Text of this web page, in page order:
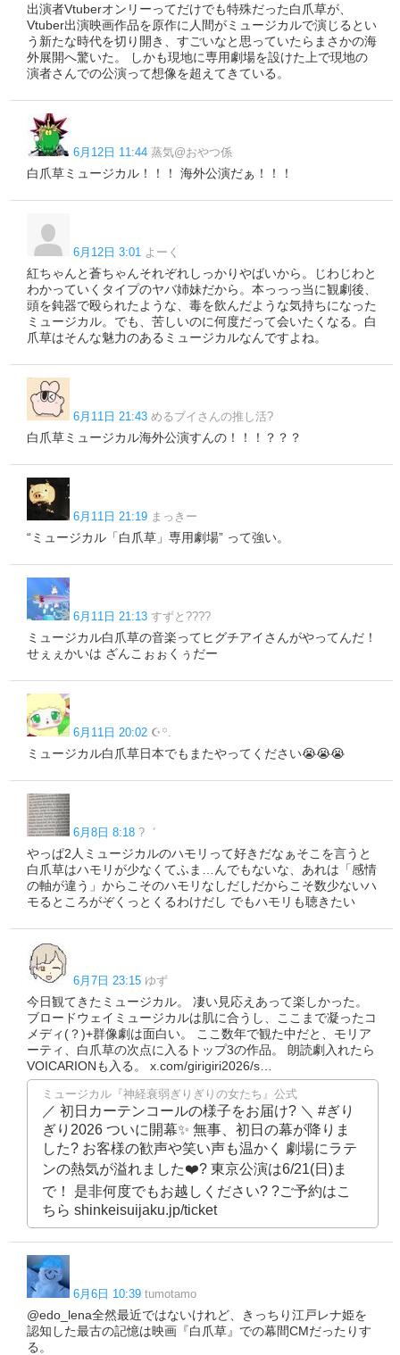
出演者Vtuberオンリーってだけでも特殊だった白爪草が、
Vtuber出演映画作品を原作に人間がミュージカルで演じるとい
う新たな時代を切り開き、すごいなと思っていたらまさかの海
外展開へ驚いた。 しかも現地に専用劇場を設けた上で現地の
演者さんでの公演って想像を超えてきている。
6月12日 11:44 蒸気@おやつ係
白爪草ミュージカル！！！ 海外公演だぁ！！！
6月12日 3:01 よーく
紅ちゃんと蒼ちゃんそれぞれしっかりやばいから。じわじわと
わかっていくタイプのヤバ姉妹だから。本っっっ当に観劇後、
頭を鈍器で殴られたような、毒を飲んだような気持ちになった
ミュージカル。でも、苦しいのに何度だって会いたくなる。白
爪草はそんな魅力のあるミュージカルなんですよね。
6月11日 21:43 めるブイさんの推し活?
白爪草ミュージカル海外公演すんの！！！？？？
6月11日 21:19 まっきー
“ミュージカル「白爪草」専用劇場” って強い。
6月11日 21:13 すずと????
ミュージカル白爪草の音楽ってヒグチアイさんがやってんだ！
せぇぇかいは ざんこぉぉくぅだー
6月11日 20:02 ☪︎꙳.
ミュージカル白爪草日本でもまたやってください😭😭😭
6月8日 8:18 ?゛
やっぱ2人ミュージカルのハモリって好きだなぁそこを言うと
白爪草はハモリが少なくてふま…んでもないな、あれは「感情
の軸が違う」からこそのハモリなしだしだからこそ数少ないハ
モるところがぞくっとくるわけだし でもハモリも聴きたい
6月7日 23:15 ゆず
今日観てきたミュージカル。 凄い見応えあって楽しかった。
ブロードウェイミュージカルは肌に合うし、ここまで凝ったコ
メディ(？)+群像劇は面白い。 ここ数年で観た中だと、モリア
ーティ、白爪草の次点に入るトップ3の作品。 朗読劇入れたら
VOICARIONも入る。 x.com/girigiri2026/s…
ミュージカル『神経衰弱ぎりぎりの女たち』公式
／ 初日カーテンコールの様子をお届け? ＼ #ぎり
ぎり2026 ついに開幕✨ 無事、初日の幕が降りま
した? お客様の歓声や笑い声も温かく 劇場にラテ
ンの熱気が溢れました❤️‍? 東京公演は6/21(日)ま
で！ 是非何度でもお越しください? ?ご予約はこ
ちら shinkeisuijaku.jp/ticket
6月6日 10:39 tumotamo
@edo_lena全然最近ではないけれど、きっちり江戸レナ姫を
認知した最古の記憶は映画『白爪草』での幕間CMだったりす
る。